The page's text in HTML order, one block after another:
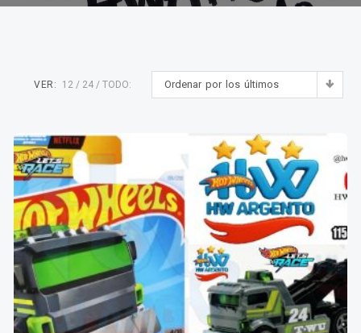
Ordenar por los últimos
VER: 12 24 TODO: